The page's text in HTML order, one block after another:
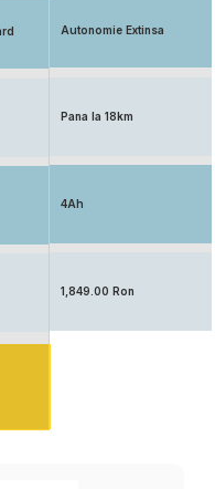
Autonomie Extinsa
Pana la 18km
4Ah
1,849.00 Ron